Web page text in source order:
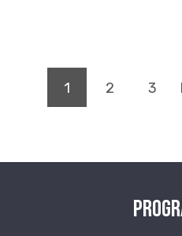
1 (pagina corrente)
2 3